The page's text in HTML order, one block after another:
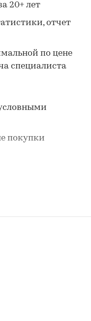
20+ лет
отчет
по цене
специалиста
покупки
в России:
в динамике за
прироста к
2025
2024-2025
цены по